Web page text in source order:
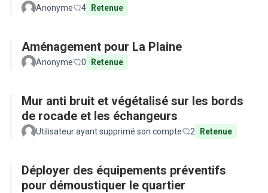
Anonyme 4 Retenue
Aménagement pour La Plaine
Anonyme 0 Retenue
Mur anti bruit et végétalisé sur les bords
de rocade et les échangeurs
Utilisateur ayant supprimé son compte 2 Retenue
Déployer des équipements préventifs
pour démoustiquer le quartier